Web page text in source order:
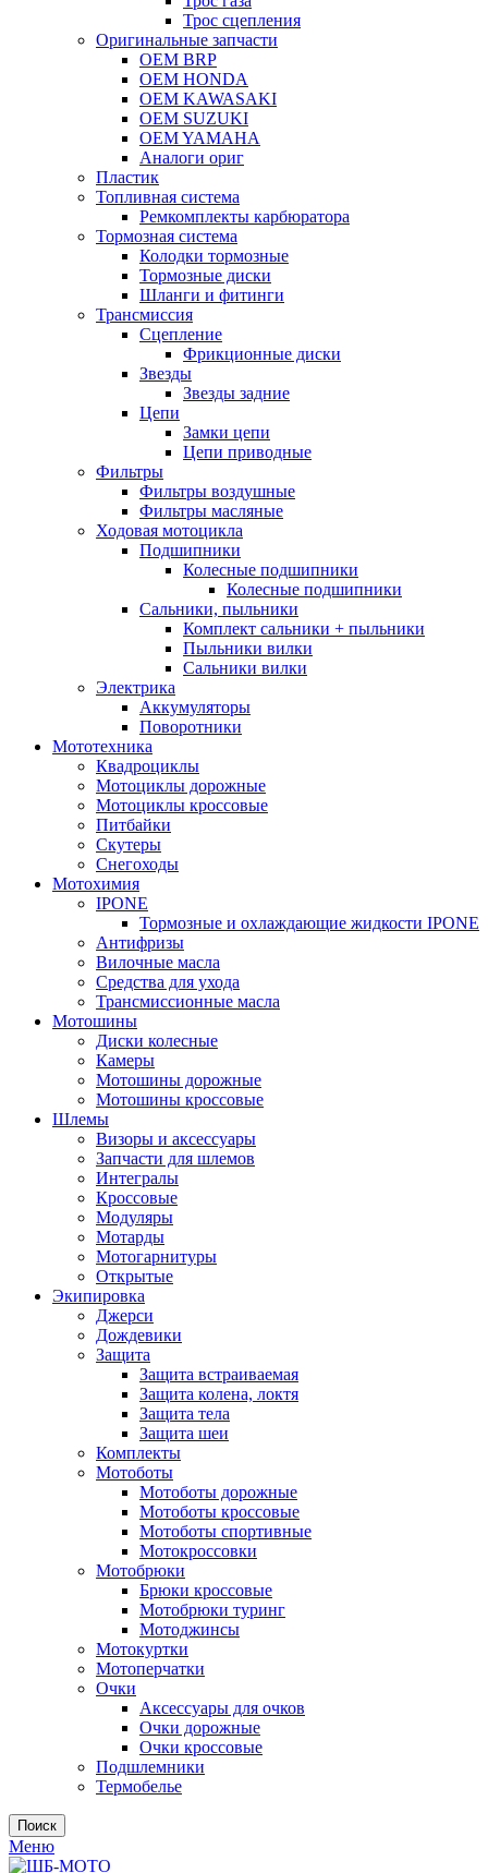
Трос сцепления
Оригинальные запчасти
OEM BRP
OEM HONDA
OEM KAWASAKI
OEM SUZUKI
OEM YAMAHA
Аналоги ориг
Пластик
Топливная система
Ремкомплекты карбюратора
Тормозная система
Колодки тормозные
Тормозные диски
Шланги и фитинги
Трансмиссия
Cцепление
Фрикционные диски
Звезды
Звезды задние
Цепи
Замки цепи
Цепи приводные
Фильтры
Фильтры воздушные
Фильтры масляные
Ходовая мотоцикла
Подшипники
Колесные подшипники
Колесные подшипники
Сальники, пыльники
Комплект сальники + пыльники
Пыльники вилки
Сальники вилки
Электрика
Аккумуляторы
Поворотники
Мототехника
Квадроциклы
Мотоциклы дорожные
Мотоциклы кроссовые
Питбайки
Скутеры
Снегоходы
Мотохимия
IPONE
Тормозные и охлаждающие жидкости IPONE
Антифризы
Вилочные масла
Средства для ухода
Трансмиссионные масла
Мотошины
Диски колесные
Камеры
Мотошины дорожные
Мотошины кроссовые
Шлемы
Визоры и аксессуары
Запчасти для шлемов
Интегралы
Кроссовые
Модуляры
Мотарды
Мотогарнитуры
Открытые
Экипировка
Джерси
Дождевики
Защита
Защита встраиваемая
Защита колена, локтя
Защита тела
Защита шеи
Комплекты
Мотоботы
Мотоботы дорожные
Мотоботы кроссовые
Мотоботы спортивные
Мотокроссовки
Мотобрюки
Брюки кроссовые
Мотобрюки туринг
Мотоджинсы
Мотокуртки
Мотоперчатки
Очки
Аксессуары для очков
Очки дорожные
Очки кроссовые
Подшлемники
Термобелье
Поиск
Меню